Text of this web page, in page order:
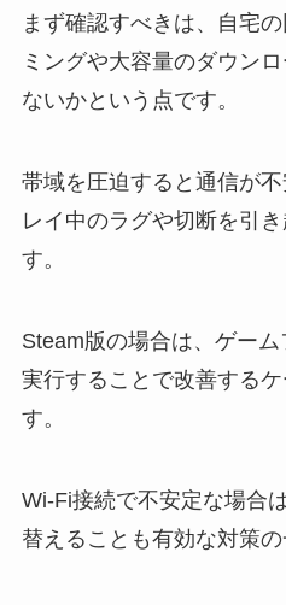
まず確認すべきは、自宅
ミングや大容量のダウン
ないかという点です。
帯域を圧迫すると通信が
レイ中のラグや切断を引
す。
Steam版の場合は、ゲー
実行することで改善する
す。
Wi-Fi接続で不安定な場合
替えることも有効な対策の